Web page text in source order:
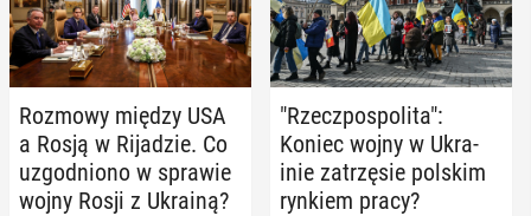
Rozmowy między USA
a Rosją w Ri­ja­dzie. Co
uzgod­nio­no w sprawie
wojny Rosji z Ukrainą?
"Rzecz­po­spo­li­ta":
Koniec wojny w Ukra­
inie za­trzę­sie polskim
rynkiem pracy?